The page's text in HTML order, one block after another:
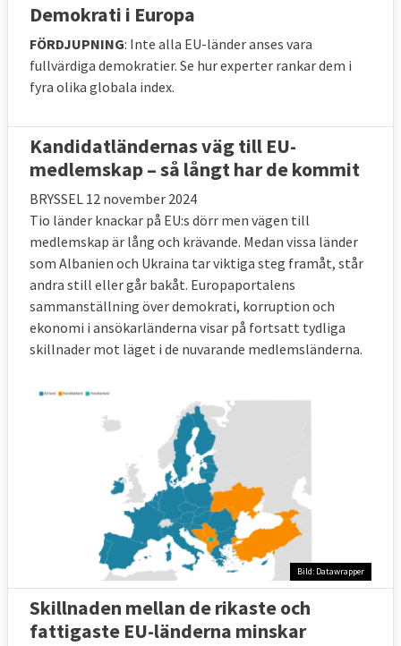
Demokrati i Europa
FÖRDJUPNING: Inte alla EU-länder anses vara
fullvärdiga demokratier. Se hur experter rankar dem i
fyra olika globala index.
Kandidatländernas väg till EU-
medlemskap – så långt har de kommit
BRYSSEL 12 november 2024
Tio länder knackar på EU:s dörr men vägen till
medlemskap är lång och krävande. Medan vissa länder
som Albanien och Ukraina tar viktiga steg framåt, står
andra still eller går bakåt. Europaportalens
sammanställning över demokrati, korruption och
ekonomi i ansökarländerna visar på fortsatt tydliga
skillnader mot läget i de nuvarande medlemsländerna.
Bild: Datawrapper
Skillnaden mellan de rikaste och
fattigaste EU-länderna minskar